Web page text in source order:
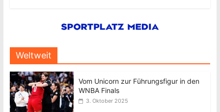
Weltweit
Vom Unicorn zur Führungsfigur in den
WNBA Finals
3. Oktober 2025